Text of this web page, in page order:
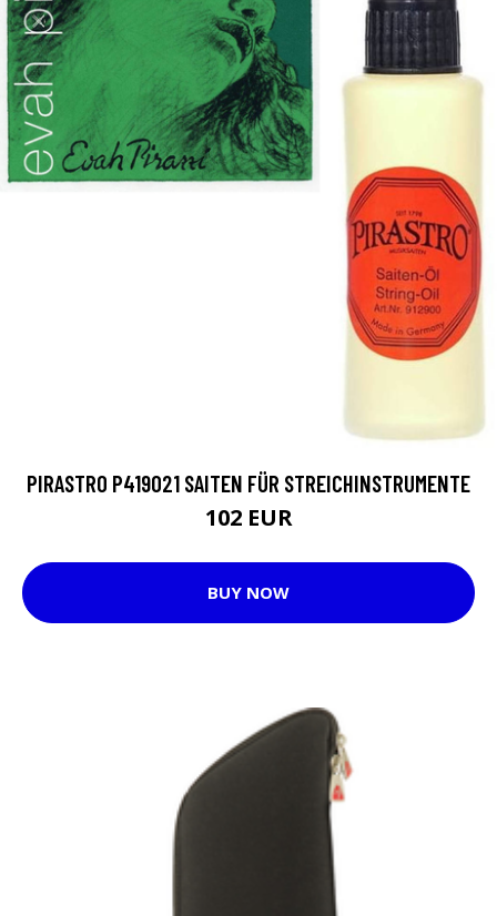
PIRASTRO P419021 SAITEN FÜR STREICHINSTRUMENTE
102 EUR
BUY NOW